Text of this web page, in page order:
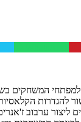
המשחקים
להגדרות
ליצור ערבוב